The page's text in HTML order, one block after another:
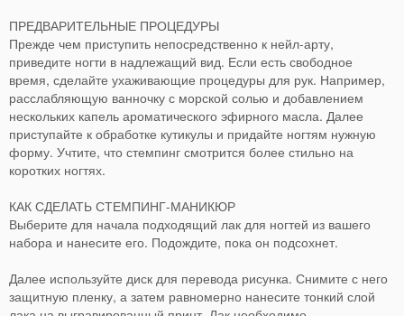
ПРЕДВАРИТЕЛЬНЫЕ ПРОЦЕДУРЫ
Прежде чем приступить непосредственно к нейл-арту,
приведите ногти в надлежащий вид. Если есть свободное
время, сделайте ухаживающие процедуры для рук. Например,
расслабляющую ванночку с морской солью и добавлением
нескольких капель ароматического эфирного масла. Далее
приступайте к обработке кутикулы и придайте ногтям нужную
форму. Учтите, что стемпинг смотрится более стильно на
коротких ногтях.
КАК СДЕЛАТЬ СТЕМПИНГ-МАНИКЮР
Выберите для начала подходящий лак для ногтей из вашего
набора и нанесите его. Подождите, пока он подсохнет.
Далее используйте диск для перевода рисунка. Снимите с него
защитную пленку, а затем равномерно нанесите тонкий слой